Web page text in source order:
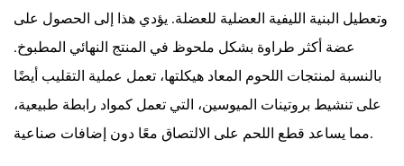
النتائج
من
أكواب
اللحوم
المفرغة
من
وتعطيل البنية الليفية العضلية للعضلة. يؤدي هذا إلى الحصول على
عضة أكثر طراوة بشكل ملحوظ في المنتج النهائي المطبوخ.
بالنسبة لمنتجات اللحوم المعاد هيكلتها، تعمل عملية التقليب أيضًا
على تنشيط بروتينات الميوسين، التي تعمل كمواد رابطة طبيعية،
مما يساعد قطع اللحم على الالتصاق معًا دون إضافات صناعية.